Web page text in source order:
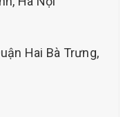
Vinhomes
Palace...
Hai Bà Trưng,